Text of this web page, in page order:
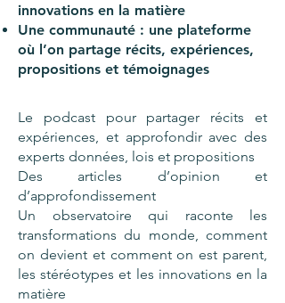
innovations en la matière
Une communauté : une plateforme
où l’on partage récits, expériences,
propositions et témoignages
Le podcast pour partager récits et
expériences, et approfondir avec des
experts données, lois et propositions
Des articles d’opinion et
d’approfondissement
Un observatoire qui raconte les
transformations du monde, comment
on devient et comment on est parent,
les stéréotypes et les innovations en la
matière